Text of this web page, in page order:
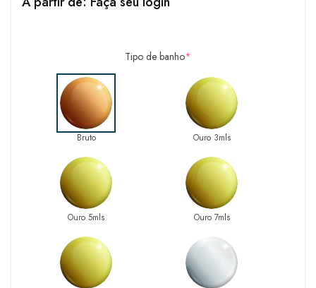
Tipo de banho*
Bruto Ouro 3mls
Ouro 5mls Ouro 7mls